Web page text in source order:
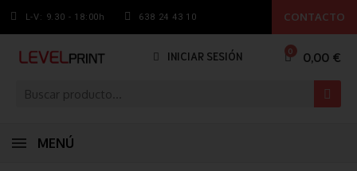
L-V: 9.30 - 18:00h 638 24 43 10 CONTACTO
INICIAR SESIÓN 0,00 €
MENÚ